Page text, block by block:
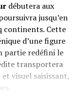
débutera aux
jusqu’en
continents. Cette
d’une figure
partie redéfini le
transportera
visuel saisissant,